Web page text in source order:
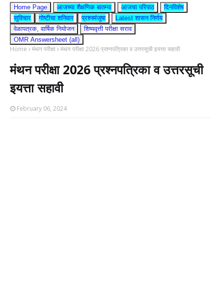
Home Page आजच्या शैक्षणिक बातम्या आजचा परिपाठ
दिनविशेष
सुविचार
गोष्टीचा शनिवार प्रश्नमंजुषा
Latest शासन निर्णय
वेळापत्रक, वार्षिक नियोजन
शिष्यवृत्ती परीक्षा सराव
OMR Answersheet (all)
Home मंथन परीक्षा मंथन परीक्षा 2026 प्रश्नपत्रिका व उत्तरसूची इयत्ता सहावी
मंथन परीक्षा 2026 प्रश्नपत्रिका व उत्तरसूची
इयत्ता सहावी
February 06, 2024